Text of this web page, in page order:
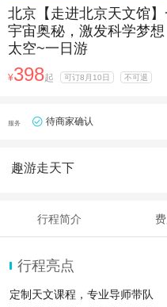
北京【走进北京天文馆
宇宙奥秘，激发科学梦
太空~一日游
¥398起 可订8月10日 不可退
服务 待商家确认
趣游走天下
行程简介
行程亮点
定制天文课程，专业导师带队